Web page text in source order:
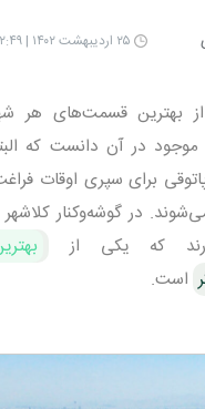
۲۵ اردیبهشت ۱۴۰۲ | ۱۲:۴۹
بهترین قسمت‌های هر
در آن دانست که
برای سپری اوقات
در گوشه‌و‌کنار
که یکی از
است.